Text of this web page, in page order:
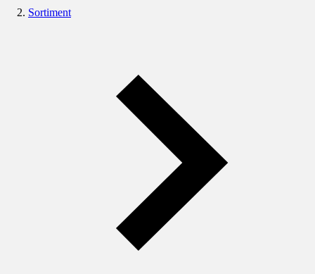
Sortiment